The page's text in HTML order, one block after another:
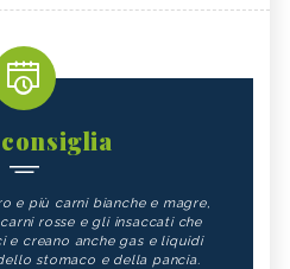
e più carni bianche e magre,
rosse e gli insaccati che
creano anche gas e liquidi
stomaco e della pancia.